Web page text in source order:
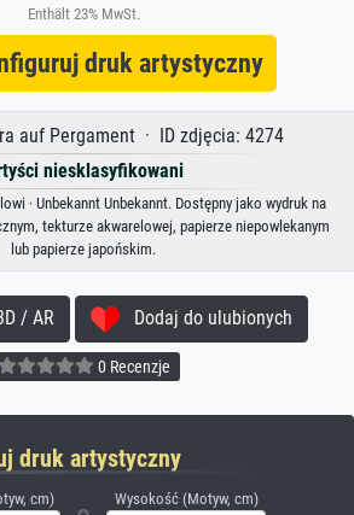
Enthält 23% MwSt.
druk artystyczny
auf Pergament · ID zdjęcia: 4274
niesklasyfikowani
· Unbekannt Unbekannt. Dostępny jako wydruk na
tekturze akwarelowej, papierze niepowlekanym
lub papierze japońskim.
/ AR Dodaj do ulubionych
0 Recenzje
druk artystyczny
cm) Wysokość (Motyw, cm)